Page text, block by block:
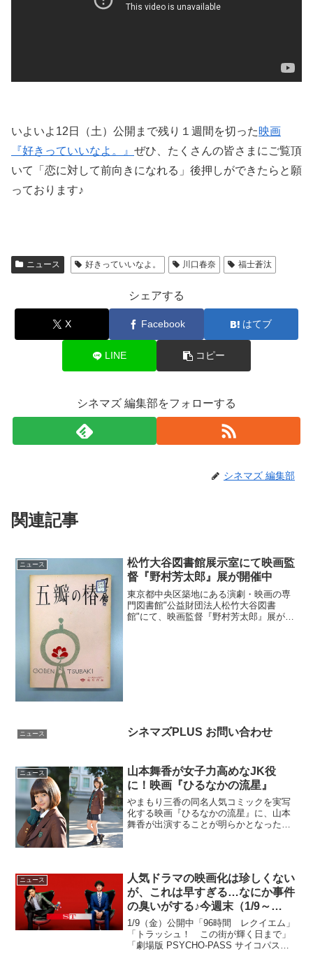
いよいよ12日（土）公開まで残り１週間を切った映画
『好きっていいなよ。』 ぜひ、たくさんの皆さまにご覧頂
いて「恋に対して前向きになれる」後押しができたらと願
っております♪
ニュース 好きっていいなよ。 川口春奈 福士蒼汰
シェアする
X Facebook はてブ
LINE コピー
シネマズ 編集部をフォローする
シネマズ 編集部
関連記事
ニュース
松竹大谷図書館展示室にて映画監
督『野村芳太郎』展が開催中
東京都中央区築地にある演劇・映画の専
門図書館"公益財団法人松竹大谷図書
館"にて、映画監督『野村芳太郎』展が開
ニュース シネマズPLUS お問い合わせ
ニュース
山本舞香が女子力高めなJK役
に！映画『ひるなかの流星』
やまもり三香の同名人気コミックを実写
化する映画『ひるなかの流星』に、山本
舞香が出演することが明らかとなった。
ニュース
人気ドラマの映画化は珍しくない
が、これは早すぎる…なにか事件
の臭いがする♪今週末（1/9～
1/10）公開作品をご紹介！
1/9（金）公開中「96時間 レクイエム」
「トラッシュ！ この街が輝く日まで」
「劇場版 PSYCHO-PASS サイコパス」